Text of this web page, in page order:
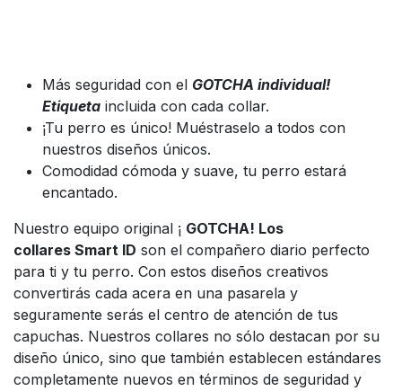
Más seguridad con el GOTCHA individual!
Etiqueta incluida con cada collar.
¡Tu perro es único! Muéstraselo a todos con
nuestros diseños únicos.
Comodidad cómoda y suave, tu perro estará
encantado.
Nuestro equipo original ¡ GOTCHA! Los
collares Smart ID son el compañero diario perfecto
para ti y tu perro. Con estos diseños creativos
convertirás cada acera en una pasarela y
seguramente serás el centro de atención de tus
capuchas. Nuestros collares no sólo destacan por su
diseño único, sino que también establecen estándares
completamente nuevos en términos de seguridad y